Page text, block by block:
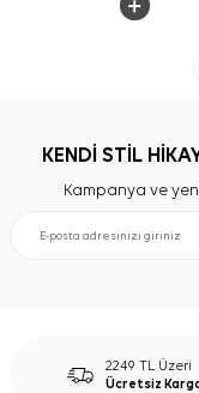
KENDİ STİL
Kampanya ve
2249 TL Üzeri
Ücretsiz